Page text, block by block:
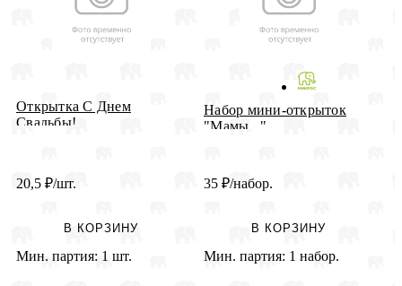
Открытка С Днем
Свадьбы!
20,5 ₽/шт.
В КОРЗИНУ
Мин. партия: 1 шт.
Набор мини-открыток
"Мамы..." ...
35 ₽/набор.
В КОРЗИНУ
Мин. партия: 1 набор.